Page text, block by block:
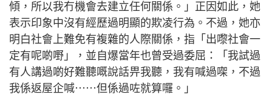
傾，所以我冇機會去建立任何關係。」正因如此，她
表示印象中沒有經歷過明顯的欺凌行為。不過，她亦
明白社會上難免有複雜的人際關係，指「出嚟社會一
定有呢啲嘢」，並自爆當年也曾受過委屈：「我試過
有人講過啲好難聽嘅說話畀我聽，我有喊過㗎，不過
我係返屋企喊⋯⋯但係過咗就算囉。」